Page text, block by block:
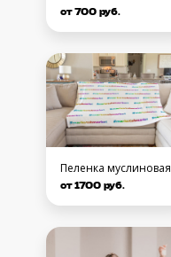
от 700 руб.
Пеленка муслиновая
от 1700 руб.